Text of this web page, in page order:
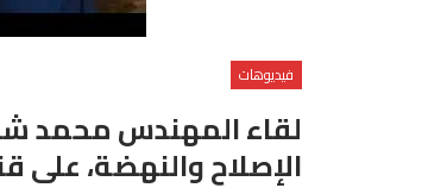
فيديوهات
لقاء المهندس محمد
الإصلاح والنهضة، على